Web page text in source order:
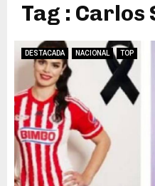
Tag : Carlos
DESTACADA NACIONAL TOP